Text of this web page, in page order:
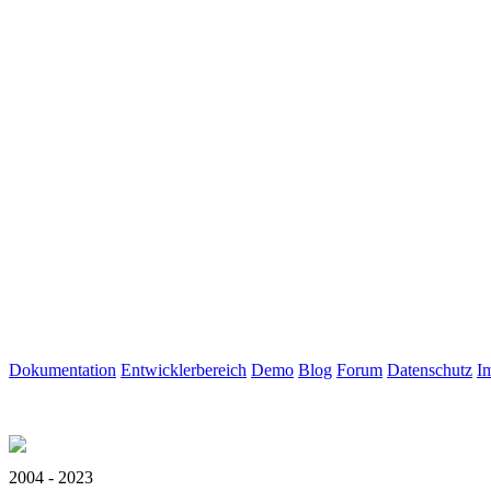
Dokumentation Entwicklerbereich Demo Blog Forum Datenschutz
2004 - 2023